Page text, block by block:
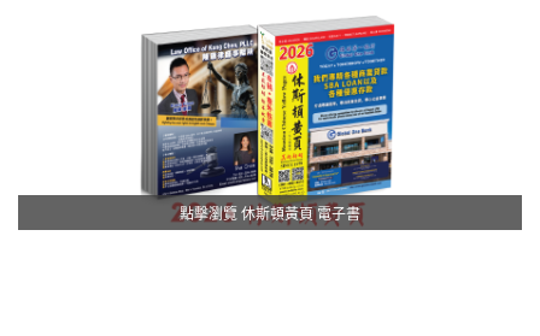
點擊瀏覽 休斯頓黃頁 電子書